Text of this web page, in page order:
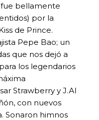
bellamente
por la
de Prince.
Pepe Bao; un
que nos dejó a
los legendarios
Strawberry y J.Al
con nuevos
Sonaron himnos